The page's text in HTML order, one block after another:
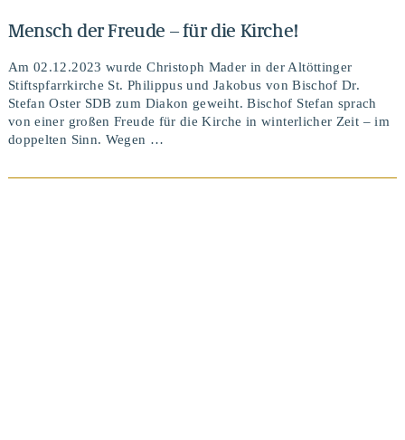
Mensch der Freude – für die Kirche!
Am 02.12.2023 wurde Christoph Mader in der Altöttinger
Stiftspfarrkirche St. Philippus und Jakobus von Bischof Dr.
Stefan Oster SDB zum Diakon geweiht. Bischof Stefan sprach
von einer großen Freude für die Kirche in winterlicher Zeit – im
doppelten Sinn. Wegen …